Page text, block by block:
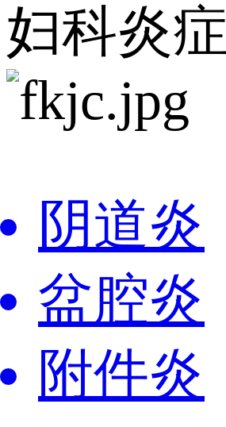
妇科炎症
阴道炎
盆腔炎
附件炎